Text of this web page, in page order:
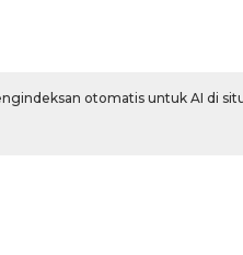
otomatis untuk AI di